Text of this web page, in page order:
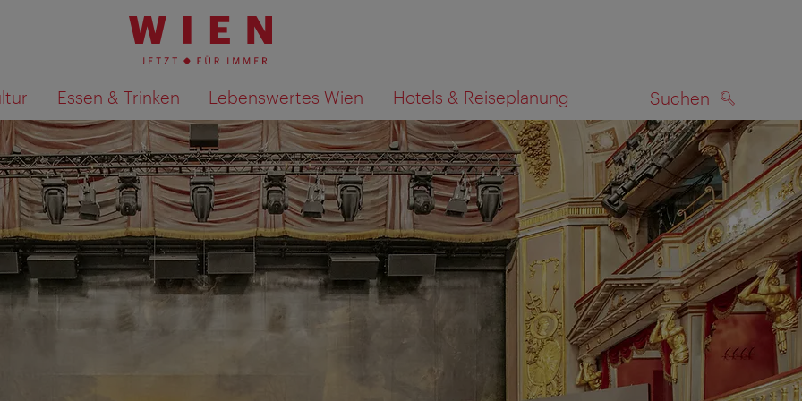
Essen & Trinken Lebenswertes Wien Hotels & Reiseplanung Suchen
Suchergebnisse auf Karte anzeigen SUCHEN